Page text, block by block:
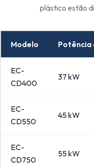
plástico estão
Modelo
EC-
CD400
37 kW
EC-
CD550
45 kW
EC-
CD750
55 kW